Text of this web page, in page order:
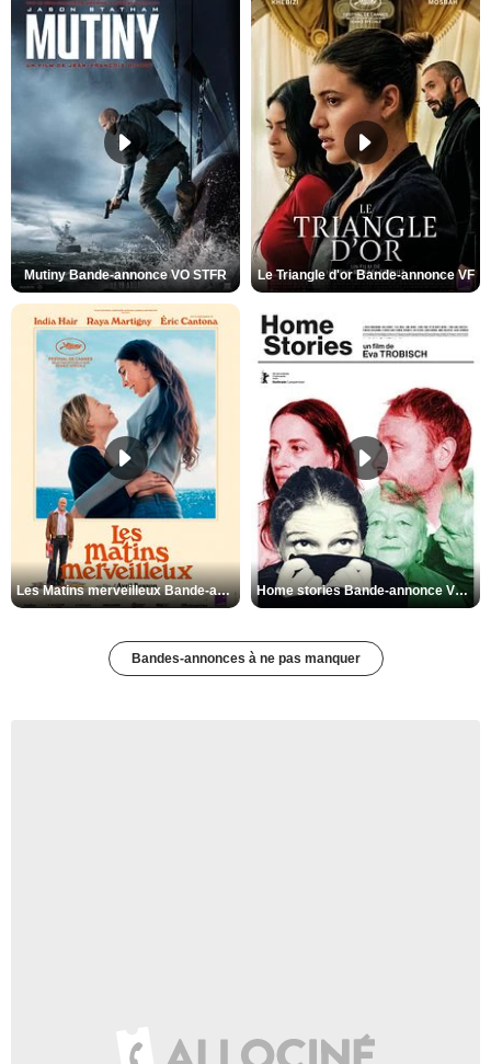
Mutiny Bande-annonce VO STFR Le Triangle d'or Bande-annonce VF
Les Matins merveilleux Bande-annonce VF Home stories Bande-annonce VO STFR
Bandes-annonces à ne pas manquer